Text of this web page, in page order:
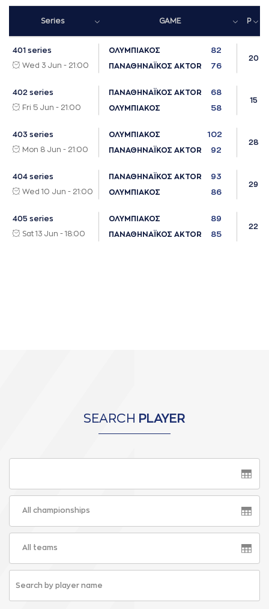
Series GAME P
401 series
Wed 3 Jun - 21:00
ΟΛΥΜΠΙΑΚΟΣ 82
ΠΑΝΑΘΗΝΑΪΚΟΣ AKTOR 76
20
402 series
Fri 5 Jun - 21:00
ΠΑΝΑΘΗΝΑΪΚΟΣ AKTOR 68
ΟΛΥΜΠΙΑΚΟΣ 58
15
403 series
Mon 8 Jun - 21:00
ΟΛΥΜΠΙΑΚΟΣ 102
ΠΑΝΑΘΗΝΑΪΚΟΣ AKTOR 92
28
404 series
Wed 10 Jun - 21:00
ΠΑΝΑΘΗΝΑΪΚΟΣ AKTOR 93
ΟΛΥΜΠΙΑΚΟΣ 86
29
405 series
Sat 13 Jun - 18:00
ΟΛΥΜΠΙΑΚΟΣ 89
ΠΑΝΑΘΗΝΑΪΚΟΣ AKTOR 85
22
SEARCH PLAYER
All championships
All teams